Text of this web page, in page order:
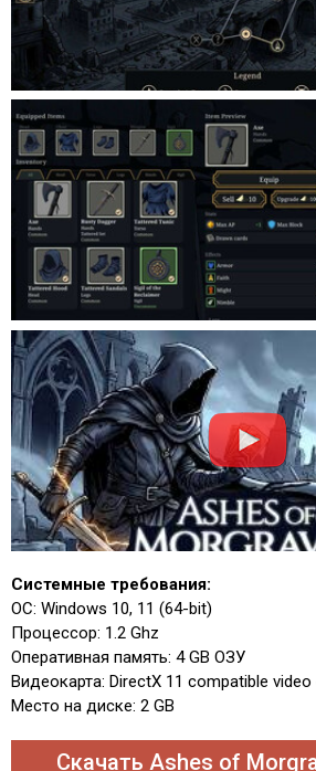
Системные требования:
ОС: Windows 10, 11 (64-bit)
Процессор: 1.2 Ghz
Оперативная память: 4 GB ОЗУ
Видеокарта: DirectX 11 compatible video
Место на диске: 2 GB
Скачать Ashes of